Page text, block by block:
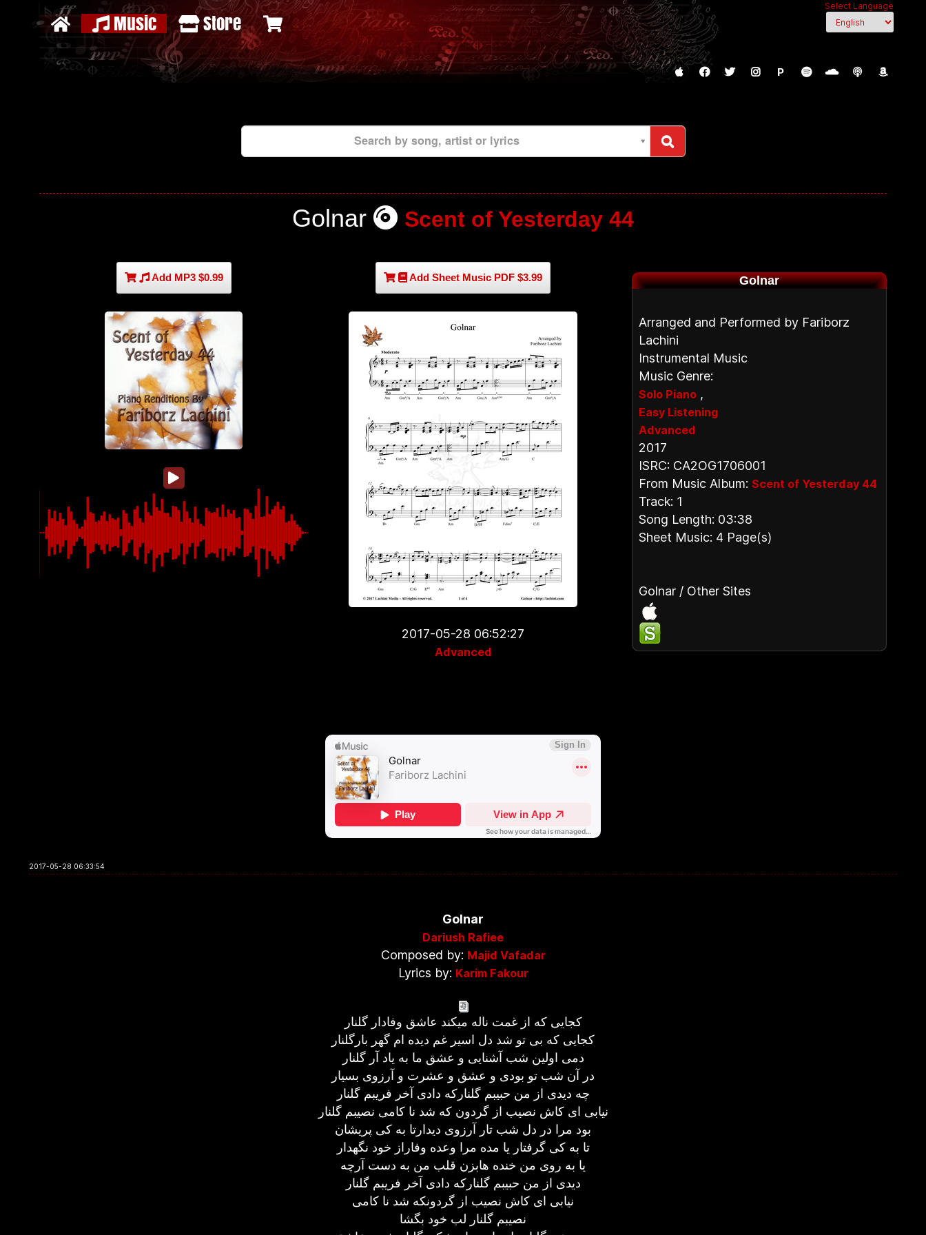
Select Language
Music Store
P
Search by song, artist or lyrics
Golnar Scent of Yesterday 44
Add MP3 $0.99 Add Sheet Music PDF $3.99
2017-05-28 06:52:27
Advanced
Golnar
Arranged and Performed by Fariborz
Lachini
Instrumental Music
Music Genre:
Solo Piano ,
Easy Listening
Advanced
2017
ISRC: CA2OG1706001
From Music Album: Scent of Yesterday 44
Track: 1
Song Length: 03:38
Sheet Music: 4 Page(s)
Golnar / Other Sites
2017-05-28 06:33:54
Golnar
Dariush Rafiee
Composed by: Majid Vafadar
Lyrics by: Karim Fakour
کجایی که از غمت ناله میکند عاشق وفادار گلنار
کجایی که بی تو شد دل اسیر غم دیده ام گهر بارگلنار
دمی اولین شب آشنایی و عشق ما به یاد آر گلنار
در آن شب تو بودی و عشق و عشرت و آرزوی بسیار
چه دیدی از من حبیبم گلنارکه دادی آخر فریبم گلنار
نیابی ای کاش نصیب از گردون که شد نا کامی نصیبم گلنار
بود مرا در دل شب تار آرزوی دیدارتا به کی پریشان
تا به کی گرفتار یا مده مرا وعده وفاراز خود نگهدار
یا به روی من خنده هابزن قلب من به دست آرچه
دیدی از من حبیبم گلنارکه دادی آخر فریبم گلنار
نیابی ای کاش نصیب از گردونکه شد نا کامی
نصیبم گلنار لب خود بگشا